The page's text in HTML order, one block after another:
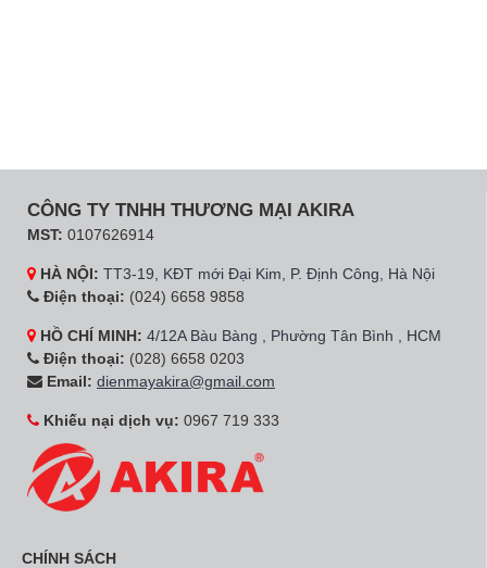
CÔNG TY TNHH THƯƠNG MẠI AKIRA
MST: 0107626914
HÀ NỘI: TT3-19, KĐT mới Đại Kim, P. Định Công, Hà Nội
Điện thoại: (024) 6658 9858
HỒ CHÍ MINH: 4/12A Bàu Bàng , Phường Tân Bình , HCM
Điện thoại: (028) 6658 0203
Email: dienmayakira@gmail.com
Khiếu nại dịch vụ: 0967 719 333
CHÍNH SÁCH